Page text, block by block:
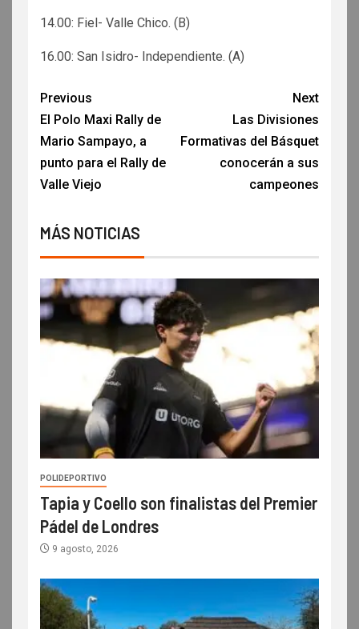
14.00: Fiel- Valle Chico. (B)
16.00: San Isidro- Independiente. (A)
Previous
El Polo Maxi Rally de
Mario Sampayo, a
punto para el Rally de
Valle Viejo
Next
Las Divisiones
Formativas del Básquet
conocerán a sus
campeones
MÁS NOTICIAS
POLIDEPORTIVO
Tapia y Coello son finalistas del Premier
Pádel de Londres
9 agosto, 2026